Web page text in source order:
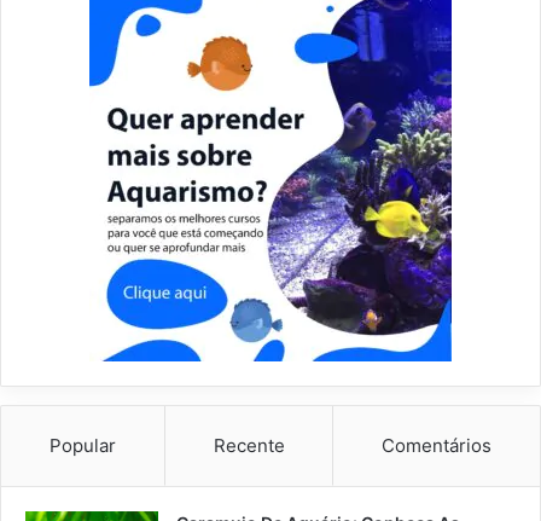
Popular Recente Comentários